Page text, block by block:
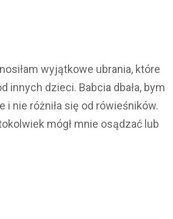
wyjątkowe ubrania, które
innych dzieci. Babcia dbała, bym
i nie różniła się od rówieśników.
mógł mnie osądzać lub